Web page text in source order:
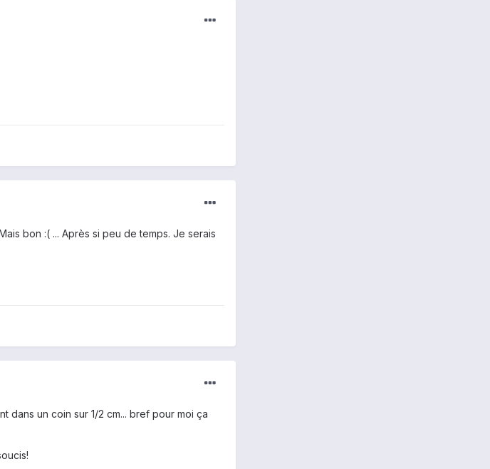
bon :( ... Après si peu de temps. Je serais
dans un coin sur 1/2 cm... bref pour moi ça